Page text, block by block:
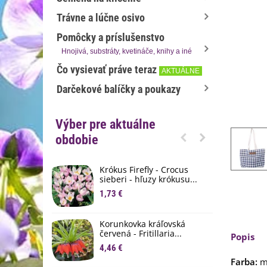
Trávne a lúčne osivo
Pomôcky a príslušenstvo
Hnojivá, substráty, kvetináče, knihy a iné
Čo vysievať práve teraz AKTUÁLNE
Darčekové balíčky a poukazy
Výber pre aktuálne
obdobie
Krókus Firefly - Crocus
sieberi - hľuzy krókusu...
1,73 €
Korunkovka kráľovská
červená - Fritillaria...
4,46 €
Popis
Farba: